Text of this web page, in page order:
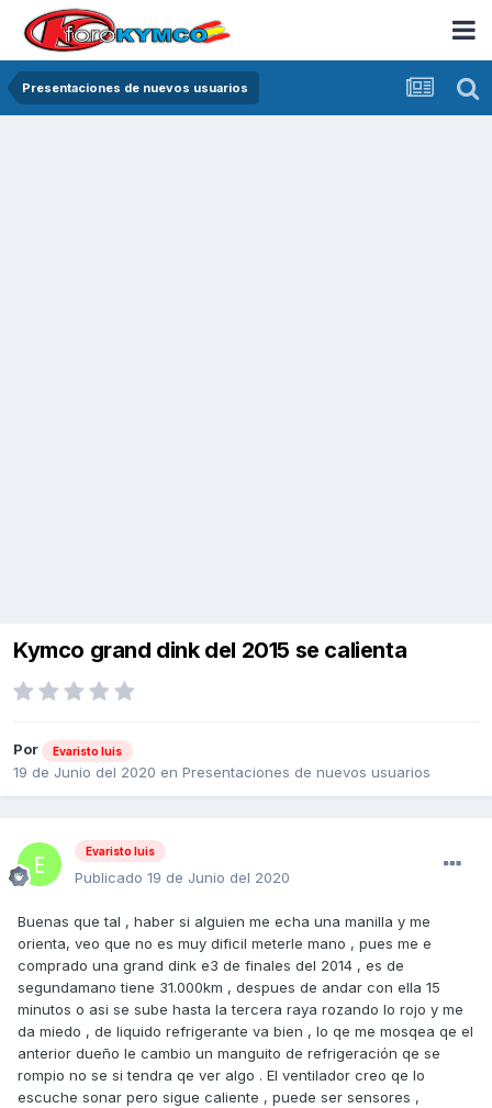
Presentaciones de nuevos usuarios
Kymco grand dink del 2015 se calienta
Por Evaristo luis
19 de Junio del 2020 en Presentaciones de nuevos usuarios
Evaristo luis
Publicado 19 de Junio del 2020
Buenas que tal , haber si alguien me echa una manilla y me
orienta, veo que no es muy dificil meterle mano , pues me e
comprado una grand dink e3 de finales del 2014 , es de
segundamano tiene 31.000km , despues de andar con ella 15
minutos o asi se sube hasta la tercera raya rozando lo rojo y me
da miedo , de liquido refrigerante va bien , lo qe me mosqea qe el
anterior dueño le cambio un manguito de refrigeración qe se
rompio no se si tendra qe ver algo . El ventilador creo qe lo
escuche sonar pero sigue caliente , puede ser sensores ,